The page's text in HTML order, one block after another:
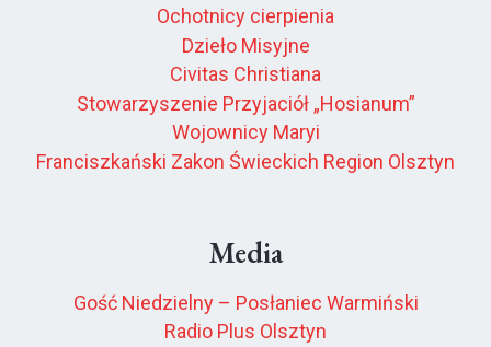
Ochotnicy cierpienia
Dzieło Misyjne
Civitas Christiana
Stowarzyszenie Przyjaciół „Hosianum”
Wojownicy Maryi
Franciszkański Zakon Świeckich Region Olsztyn
Media
Gość Niedzielny – Posłaniec Warmiński
Radio Plus Olsztyn